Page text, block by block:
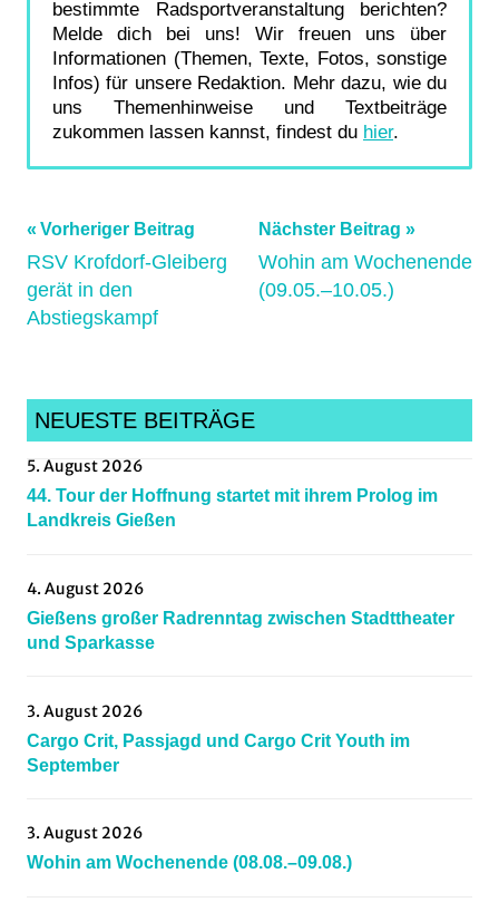
bestimmte Radsportveranstaltung berichten?
Melde dich bei uns! Wir freuen uns über
Informationen (Themen, Texte, Fotos, sonstige
Infos) für unsere Redaktion. Mehr dazu, wie du
uns Themenhinweise und Textbeiträge
zukommen lassen kannst, findest du hier.
Schlagwörter:
deutschemeisterschaft
DM,
laubach,
Radball,
Radsportnachrichten,
U15
Beitragsnavigation
Vorheriger Beitrag
RSV Krofdorf-Gleiberg
gerät in den
Abstiegskampf
Nächster Beitrag
Wohin am Wochenende
(09.05.–10.05.)
NEUESTE BEITRÄGE
5. August 2026
44. Tour der Hoffnung startet mit ihrem Prolog im
Landkreis Gießen
4. August 2026
Gießens großer Radrenntag zwischen Stadttheater
und Sparkasse
3. August 2026
Cargo Crit, Passjagd und Cargo Crit Youth im
September
3. August 2026
Wohin am Wochenende (08.08.–09.08.)